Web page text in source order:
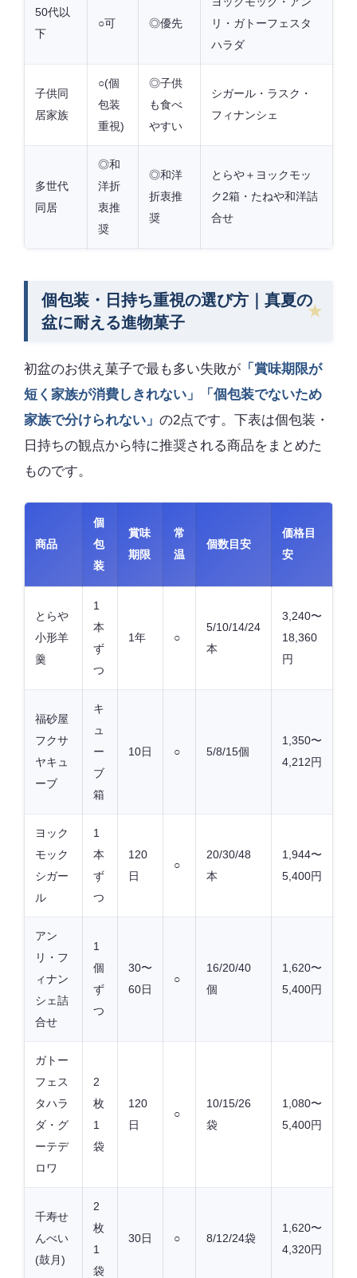
50代以
下
○可 ◎優先
リ・ガトーフェスタ
ハラダ
子供同
居家族
○(個
包装
重視)
◎子供
も食べ
やすい
シガール・ラスク・
フィナンシェ
多世代
同居
◎和
洋折
衷推
奨
◎和洋
折衷推
奨
とらや＋ヨックモッ
ク2箱・たねや和洋詰
合せ
個包装・日持ち重視の選び方｜真夏の
盆に耐える進物菓子
初盆のお供え菓子で最も多い失敗が 「賞味期限が
短く家族が消費しきれない」「個包装でないため
家族で分けられない」 の2点です。下表は個包装・
日持ちの観点から特に推奨される商品をまとめた
ものです。
商品
個
包
装
賞味
期限
常
温
個数目安
価格目
安
とらや
小形羊
羹
1
本
ず
つ
1年 ○
5/10/14/24
本
3,240〜
18,360
円
福砂屋
フクサ
ヤキュ
ーブ
キ
ュ
ー
ブ
箱
10日 ○ 5/8/15個
1,350〜
4,212円
ヨック
モック
シガー
ル
1
本
ず
つ
120
日
○
20/30/48
本
1,944〜
5,400円
アン
リ・フ
ィナン
シェ詰
合せ
1
個
ず
つ
30〜
60日
○
16/20/40
個
1,620〜
5,400円
ガトー
フェス
タハラ
ダ・グ
ーテデ
ロワ
2
枚
1
袋
120
日
○
10/15/26
袋
1,080〜
5,400円
千寿せ
んべい
(鼓月)
2
枚
1
袋
30日 ○ 8/12/24袋
1,620〜
4,320円